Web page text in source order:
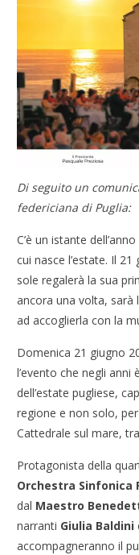
Di seguito un
federiciana di Puglia:
C’è un istante
cui nasce l’estate. Il
sole regalerà la sua
ancora una volta, sarà
ad accoglierla con la
Domenica 21 giugno
l’evento che negli
dell’estate pugliese,
regione e non solo,
Cattedrale sul mare,
Protagonista della
Orchestra Sinfonica
dal Maestro
narranti Giulia Baldini
accompagneranno il